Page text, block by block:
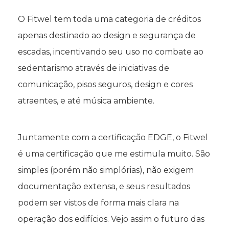
O Fitwel tem toda uma categoria de créditos
apenas destinado ao design e segurança de
escadas, incentivando seu uso no combate ao
sedentarismo através de iniciativas de
comunicação, pisos seguros, design e cores
atraentes, e até música ambiente.
Juntamente com a certificação EDGE, o Fitwel
é uma certificação que me estimula muito. São
simples (porém não simplórias), não exigem
documentação extensa, e seus resultados
podem ser vistos de forma mais clara na
operação dos edifícios. Vejo assim o futuro das